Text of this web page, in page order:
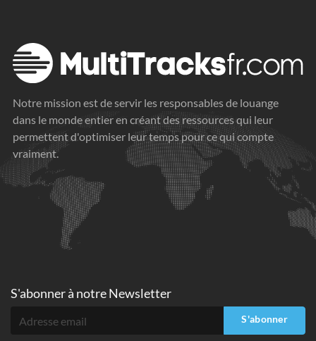
Notre mission est de servir les responsables de louange
dans le monde entier en créant des ressources qui leur
permettent d'optimiser leur temps pour ce qui compte
vraiment.
S'abonner à notre Newsletter
S'abonner